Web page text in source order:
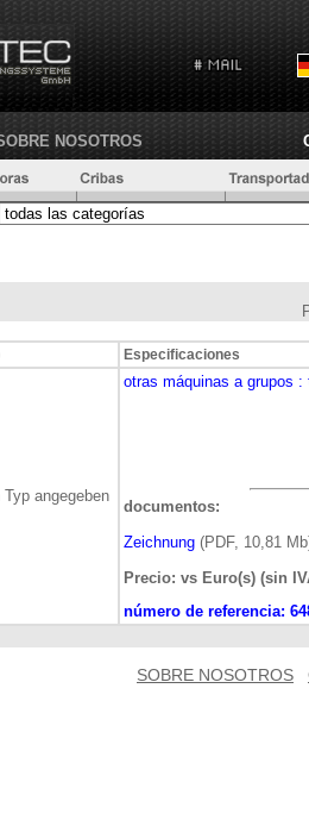
NOSOTROS
Especificaciones
Typ angegeben
otras máquinas a grupos :
documentos:
Zeichnung (PDF, 10,81
Precio: vs Euro(s) (sin
número de referencia:
SOBRE NOSOTROS